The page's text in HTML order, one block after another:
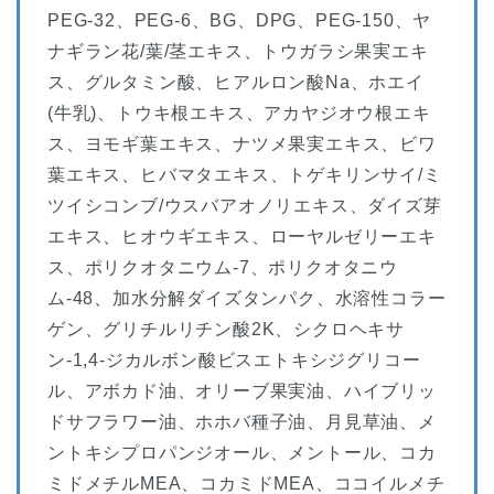
PEG-32、PEG-6、BG、DPG、PEG-150、ヤ
ナギラン花/葉/茎エキス、トウガラシ果実エキ
ス、グルタミン酸、ヒアルロン酸Na、ホエイ
(牛乳)、トウキ根エキス、アカヤジオウ根エキ
ス、ヨモギ葉エキス、ナツメ果実エキス、ビワ
葉エキス、ヒバマタエキス、トゲキリンサイ/ミ
ツイシコンブ/ウスバアオノリエキス、ダイズ芽
エキス、ヒオウギエキス、ローヤルゼリーエキ
ス、ポリクオタニウム-7、ポリクオタニウ
ム-48、加水分解ダイズタンパク、水溶性コラー
ゲン、グリチルリチン酸2K、シクロヘキサ
ン-1,4-ジカルボン酸ビスエトキシジグリコー
ル、アボカド油、オリーブ果実油、ハイブリッ
ドサフラワー油、ホホバ種子油、月見草油、メ
ントキシプロパンジオール、メントール、コカ
ミドメチルMEA、コカミドMEA、ココイルメチ